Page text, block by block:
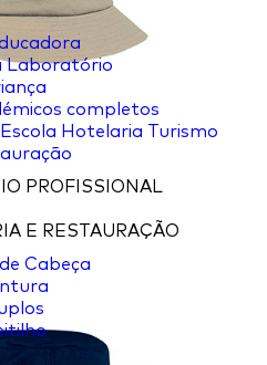
Laboratório
completos
Hotelaria Turismo
PROFISSIONAL
E RESTAURAÇÃO
Cabeça